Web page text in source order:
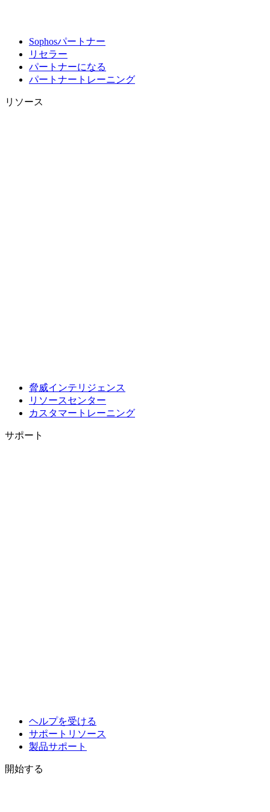
Sophosパートナー
リセラー
パートナーになる
パートナートレーニング
リソース
脅威インテリジェンス
リソースセンター
カスタマートレーニング
サポート
ヘルプを受ける
サポートリソース
製品サポート
開始する